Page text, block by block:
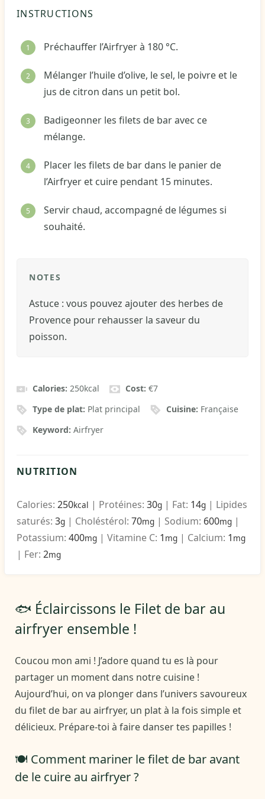
INSTRUCTIONS
Préchauffer l’Airfryer à 180 °C.
Mélanger l’huile d’olive, le sel, le poivre et le
jus de citron dans un petit bol.
Badigeonner les filets de bar avec ce
mélange.
Placer les filets de bar dans le panier de
l’Airfryer et cuire pendant 15 minutes.
Servir chaud, accompagné de légumes si
souhaité.
NOTES
Astuce : vous pouvez ajouter des herbes de
Provence pour rehausser la saveur du
poisson.
Calories:250kcal Cost:€7
Type de plat: Plat principal Cuisine: Française
Keyword:Airfryer
NUTRITION
Calories: 250kcal | Protéines: 30g | Fat: 14g | Lipides
saturés: 3g | Choléstérol: 70mg | Sodium: 600mg |
Potassium: 400mg | Vitamine C: 1 mg | Calcium: 1 mg
| Fer: 2mg
🐟 Éclaircissons le Filet de bar au
airfryer ensemble !
Coucou mon ami ! J’adore quand tu es là pour
partager un moment dans notre cuisine !
Aujourd’hui, on va plonger dans l’univers savoureux
du filet de bar au airfryer, un plat à la fois simple et
délicieux. Prépare-toi à faire danser tes papilles !
🍽️ Comment mariner le filet de bar avant
de le cuire au airfryer ?